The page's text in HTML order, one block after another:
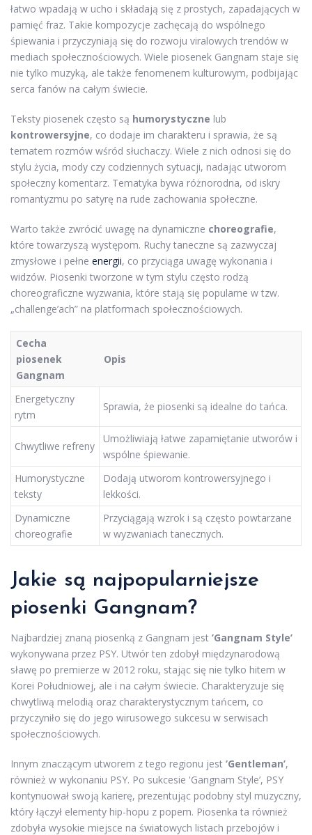
łatwo wpadają w ucho i składają się z prostych, zapadających w
pamięć fraz. Takie kompozycje zachęcają do wspólnego
śpiewania i przyczyniają się do rozwoju viralowych trendów w
mediach społecznościowych. Wiele piosenek Gangnam staje się
nie tylko muzyką, ale także fenomenem kulturowym, podbijając
serca fanów na całym świecie.
Teksty piosenek często są humorystyczne lub
kontrowersyjne, co dodaje im charakteru i sprawia, że są
tematem rozmów wśród słuchaczy. Wiele z nich odnosi się do
stylu życia, mody czy codziennych sytuacji, nadając utworom
społeczny komentarz. Tematyka bywa różnorodna, od iskry
romantyzmu po satyrę na rude zachowania społeczne.
Warto także zwrócić uwagę na dynamiczne choreografie,
które towarzyszą występom. Ruchy taneczne są zazwyczaj
zmysłowe i pełne energii, co przyciąga uwagę wykonania i
widzów. Piosenki tworzone w tym stylu często rodzą
choreograficzne wyzwania, które stają się popularne w tzw.
„challenge’ach” na platformach społecznościowych.
Cecha
piosenek
Gangnam
Opis
Energetyczny
rytm
Sprawia, że piosenki są idealne do tańca.
Chwytliwe refreny
Umożliwiają łatwe zapamiętanie utworów i
wspólne śpiewanie.
Humorystyczne
teksty
Dodają utworom kontrowersyjnego i
lekkości.
Dynamiczne
choreografie
Przyciągają wzrok i są często powtarzane
w wyzwaniach tanecznych.
Jakie są najpopularniejsze
piosenki Gangnam?
Najbardziej znaną piosenką z Gangnam jest ’Gangnam Style’
wykonywana przez PSY. Utwór ten zdobył międzynarodową
sławę po premierze w 2012 roku, stając się nie tylko hitem w
Korei Południowej, ale i na całym świecie. Charakteryzuje się
chwytliwą melodią oraz charakterystycznym tańcem, co
przyczyniło się do jego wirusowego sukcesu w serwisach
społecznościowych.
Innym znaczącym utworem z tego regionu jest ’Gentleman’,
również w wykonaniu PSY. Po sukcesie 'Gangnam Style’, PSY
kontynuował swoją karierę, prezentując podobny styl muzyczny,
który łączył elementy hip-hopu z popem. Piosenka ta również
zdobyła wysokie miejsce na światowych listach przebojów i